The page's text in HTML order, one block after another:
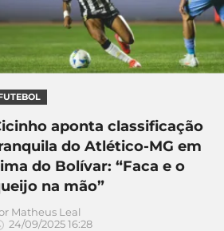
aponta classificação
do Atlético-MG em
do Bolívar: “Faca e o
na mão”
Matheus Leal
24/09/2025 16:28